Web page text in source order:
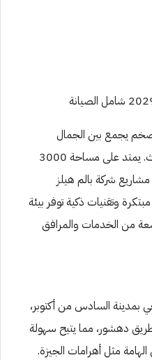
يجمع بين الجمال
الطبيعي والتصميم العمراني الحديث. يمتد على مساحة 3000
شركة بالم هيلز
وتقنيات ذكية توفر بيئة
من الخدمات والمرافق
بمدينة السادس من أكتوبر،
دهشور، مما يتيح سهولة
مثل أهرامات الجيزة.